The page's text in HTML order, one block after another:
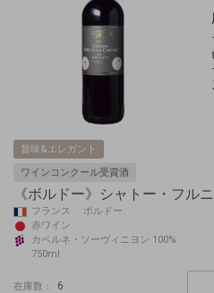
旨味&エレガント
ワインコンクール受賞酒
《ボルドー》シャトー・フル
フランス ボルドー
赤ワイン
カベルネ・ソーヴィニヨン 100%
750ml
在庫数： 6